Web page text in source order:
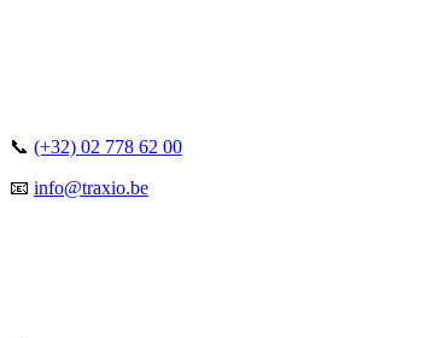
📞 (+32) 02 778 62 00
📧 info@traxio.be